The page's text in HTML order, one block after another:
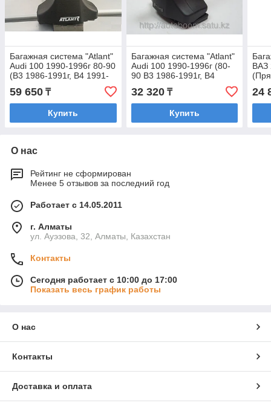
Багажная система "Atlant"
Audi 100 1990-1996г 80-90
(B3 1986-1991г, B4 1991-
1995г) (Крыловидная)
59 650 ₸
Купить
Багажная система "Atlant"
Audi 100 1990-1996г (80-
90 B3 1986-1991г, B4
1991-1995г)
(Прямоугольная)
32 320₸
Купить
ВАЗ
24
О нас
Рейтинг не сформирован
Менее 5 отзывов за последний год
Работает с 14.05.2011
г. Алматы
ул. Ауэзова, 32, Алматы, Казахстан
Контакты
Сегодня работает с 10:00 до 17:00
Показать весь график работы
О нас
Контакты
Доставка и оплата